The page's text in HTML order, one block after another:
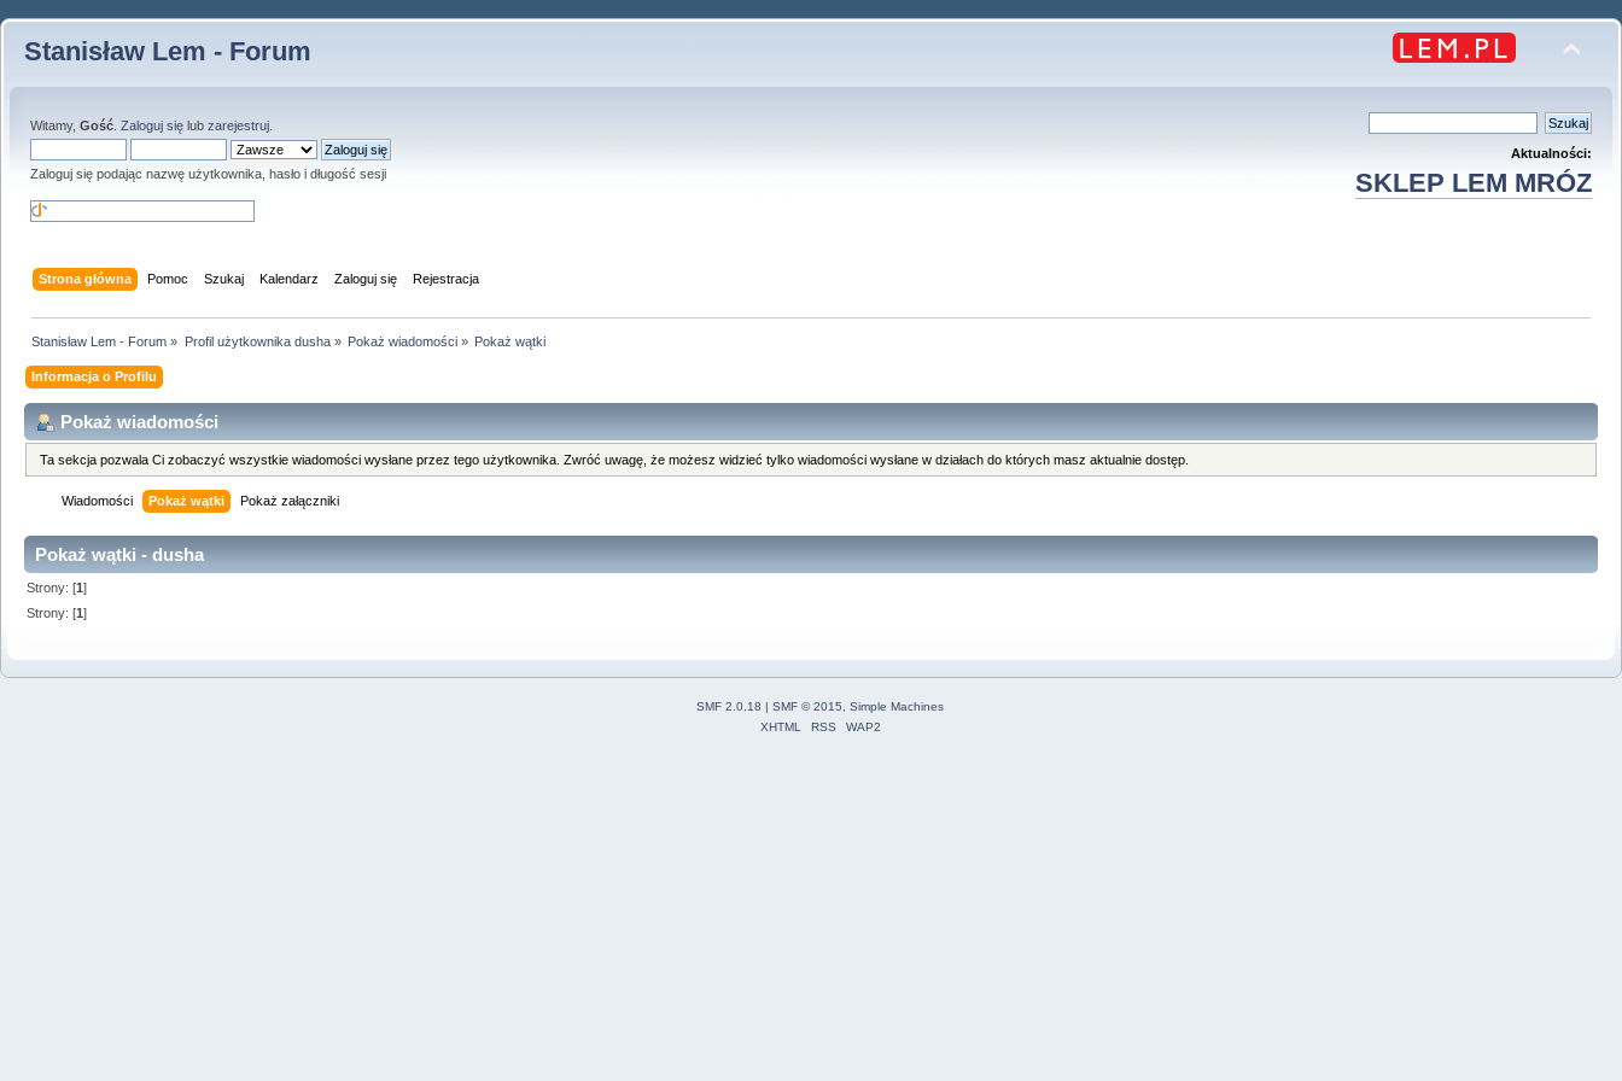
Stanisław Lem - Forum
Witamy, Gość Zaloguj się lub zarejestruj
Zaloguj się podając nazwę użytkownika, hasło i długość sesji
Aktualności:
SKLEP LEM MRÓZ
Strona główna Pomoc Szukaj Kalendarz Zaloguj się Rejestracja
Stanisław Lem - Forum » Profil użytkownika dusha» Pokaż wiadomości» Pokaż wątki
Informacja o Profilu
Pokaż wiadomości
Ta sekcja pozwala Ci zobaczyć wszystkie wiadomości wysłane przez tego użytkownika. Zwróć uwagę, że możesz widzieć tylko wiadomości wysłane w działach do których masz aktualnie dostęp.
Wiadomości Pokaż wątki Pokaż załączniki
Pokaż wątki - dusha
Strony: [1]
Strony: [1]
SMF 2.0.18 SMF © 2015, Simple Machines
XHTML
RSS WAP2